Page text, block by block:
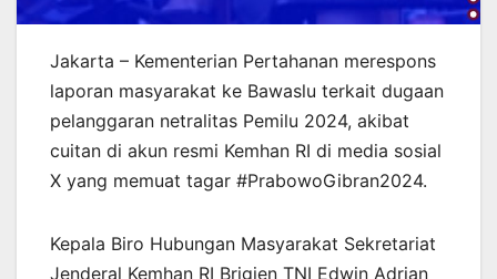
Jakarta – Kementerian Pertahanan merespons
laporan masyarakat ke Bawaslu terkait dugaan
pelanggaran netralitas Pemilu 2024, akibat
cuitan di akun resmi Kemhan RI di media sosial
X yang memuat tagar #PrabowoGibran2024.
Kepala Biro Hubungan Masyarakat Sekretariat
Jenderal Kemhan RI Brigjen TNI Edwin Adrian